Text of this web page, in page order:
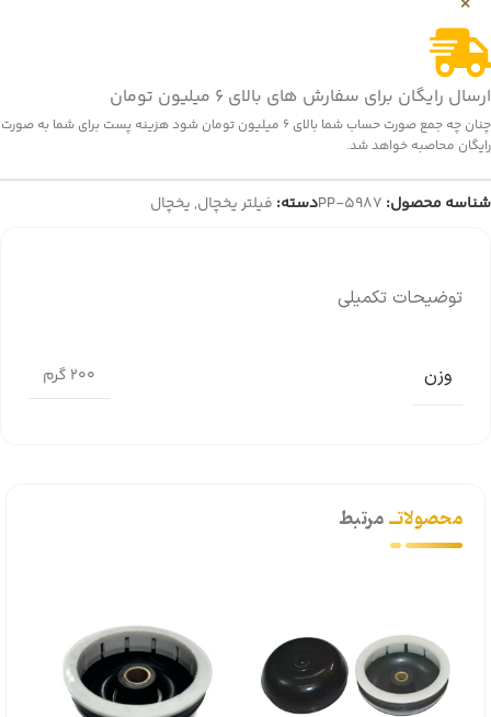
ارسال رایگان برای سفارش های بالای 6 میلیون تومان
چنان چه جمع صورت حساب شما بالای 6 میلیون تومان شود هزینه پست برای شما به صورت
رایگان محاصبه خواهد شد.
شناسه محصول: PP-5987دسته: فیلتر یخچال, یخچال
توضیحات تکمیلی
وزن 200 گرم
محصولاتــمرتبط